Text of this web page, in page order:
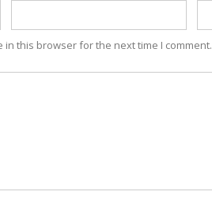
in this browser for the next time I comment.